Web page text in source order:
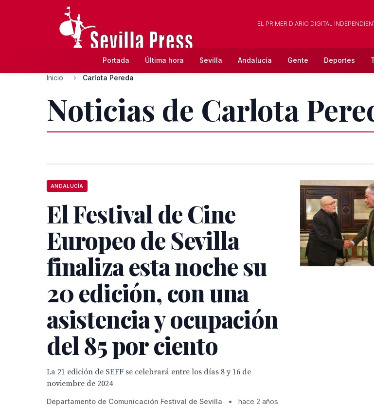
EL PRIMER DIARIO DIGITAL
Portada Última hora Sevilla Andalucía Gente Deportes
Inicio Carlota Pereda
Noticias de Carlota
ANDALUCÍA
El Festival de Cine
Europeo de Sevilla
finaliza esta noche su
20 edición, con una
asistencia y ocupación
del 85 por ciento
La 21 edición de SEFF se celebrará entre los días 8 y 16 de
noviembre de 2024
Departamento de Comunicación Festival de Sevilla • hace 2 años